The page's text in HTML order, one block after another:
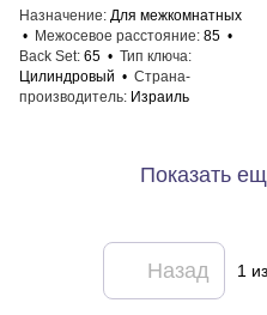
Назначение Для межкомнатных
Межосевое расстояние 85
Back Set 65
Тип ключа
Цилиндровый
Страна-
производитель Израиль
Показать
Назад 1